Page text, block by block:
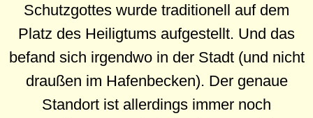
Schutzgottes wurde traditionell auf dem
Platz des Heiligtums aufgestellt. Und das
befand sich irgendwo in der Stadt (und nicht
draußen im Hafenbecken). Der genaue
Standort ist allerdings immer noch